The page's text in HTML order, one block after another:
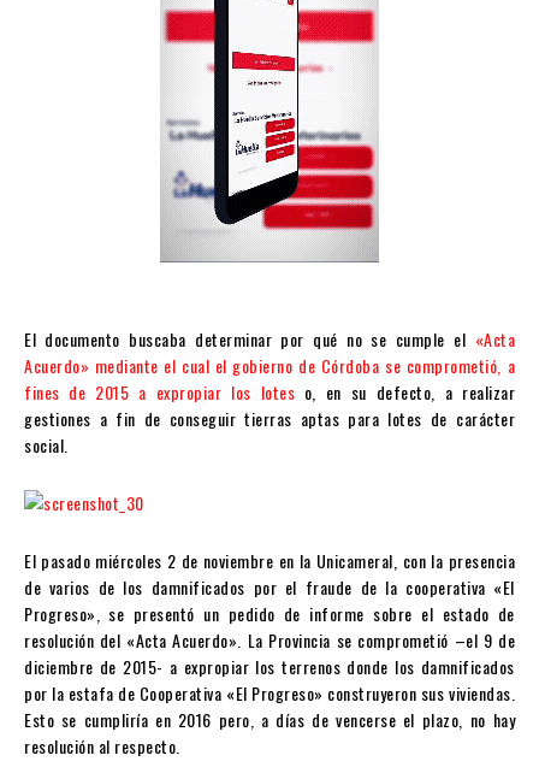
El documento buscaba determinar por qué no se cumple el «Acta
Acuerdo» mediante el cual el gobierno de Córdoba se comprometió, a
fines de 2015 a expropiar los lotes o, en su defecto, a realizar
gestiones a fin de conseguir tierras aptas para lotes de carácter
social.
El pasado miércoles 2 de noviembre en la Unicameral, con la presencia
de varios de los damnificados por el fraude de la cooperativa «El
Progreso», se presentó un pedido de informe sobre el estado de
resolución del «Acta Acuerdo». La Provincia se comprometió –el 9 de
diciembre de 2015- a expropiar los terrenos donde los damnificados
por la estafa de Cooperativa «El Progreso» construyeron sus viviendas.
Esto se cumpliría en 2016 pero, a días de vencerse el plazo, no hay
resolución al respecto.